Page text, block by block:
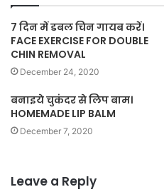
7 दिन में डबल चिन गायब करें।
FACE EXERCISE FOR DOUBLE
CHIN REMOVAL
December 24, 2020
बनाइये चुकंदर से लिप बाम।
HOMEMADE LIP BALM
December 7, 2020
Leave a Reply